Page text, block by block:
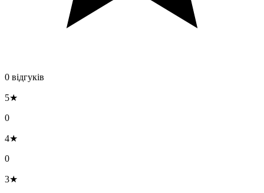
0 відгуків
5★
0
4★
0
3★